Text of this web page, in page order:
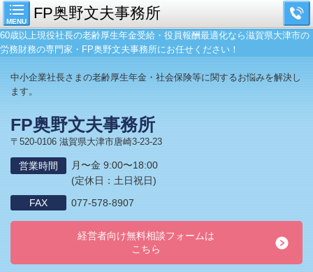
MENU FP奥野文夫事務所
60歳以上現役社長の老齢厚生年金受給・役員報酬最適化なら滋賀県大津市の
労務財務の専門家・FP奥野文夫事務所にお任せください！
中小企業社長さまの老齢厚生年金・社会保険等に関するお悩みを解決し
ます。
FP奥野文夫事務所
〒520-0106 滋賀県大津市唐崎3-23-23
営業時間
月〜金 9:00〜18:00
(定休日：土日祝日)
FAX
077-578-8907
経営者向け無料相談フォームは
こちら